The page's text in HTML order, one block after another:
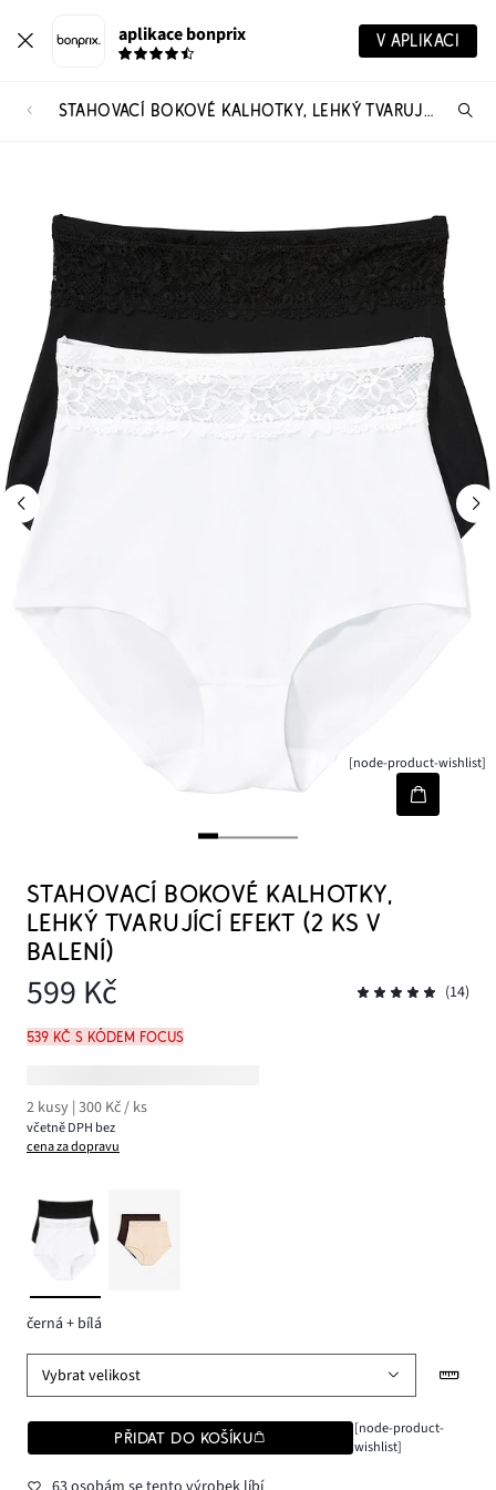
aplikace bonprix V APLIKACI
STAHOVACÍ BOKOVÉ KALHOTKY, LEHKÝ TVARUJÍCÍ EFEKT (2 KS V BALENÍ)
[node-product-wishlist]
STAHOVACÍ BOKOVÉ KALHOTKY,
LEHKÝ TVARUJÍCÍ EFEKT (2 KS V
BALENÍ)
599 Kč (14)
539 Kč s kódem FOCUS
2 kusy | 300 Kč / ks
včetně DPH bez
cena za dopravu
černá + bílá
Vybrat velikost
PŘIDAT DO KOŠÍKU
[node-product-
wishlist]